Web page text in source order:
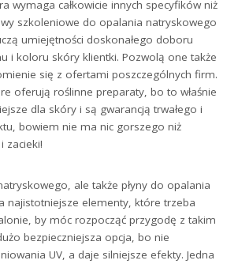
wymaga całkowicie innych specyfików niż
szkoleniowe do opalania natryskowego
umiejętności doskonałego doboru
i koloru skóry klientki. Pozwolą one także
się z ofertami poszczególnych firm.
oferują roślinne preparaty, bo to właśnie
dla skóry i są gwarancją trwałego i
bowiem nie ma nic gorszego niż
zacieki!
ale także płyny do opalania
najistotniejsze elementy, które trzeba
by móc rozpocząć przygodę z takim
bezpieczniejsza opcja, bo nie
UV, a daje silniejsze efekty. Jedna